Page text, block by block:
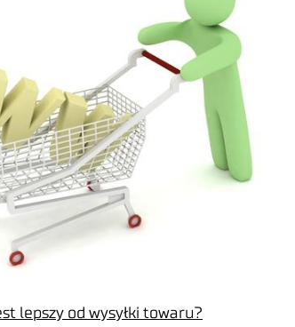
lepszy od wysyłki towaru?